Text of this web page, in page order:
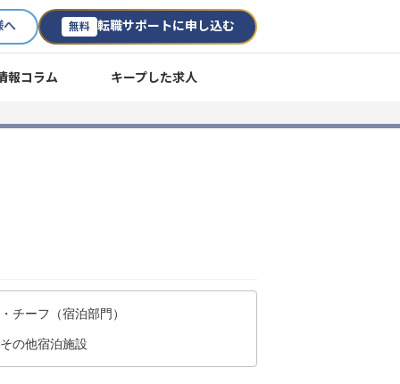
へ 無料 転職サポートに申し込む
報コラム キープした求人
チーフ（宿泊部門）
の他宿泊施設